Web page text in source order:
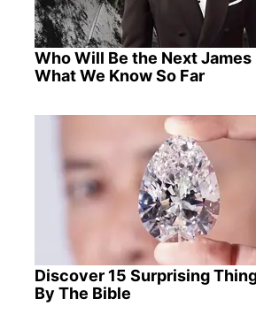
Who Will Be the Next James
What We Know So Far
Discover 15 Surprising
By The Bible